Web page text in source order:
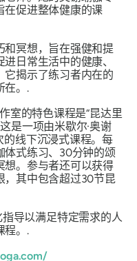
在促进整体健康的课
和冥想，旨在强健和提
日常生活中的健康、
它揭示了练习者内在的
在。.
室的特色课程是“昆达里
是一项由米歇尔·奥谢
的线下沉浸式课程。每
体式练习、30分钟的颂
想。参与者还可以获得
，其中包含超过30节昆
导以满足特定需求的人
程。.